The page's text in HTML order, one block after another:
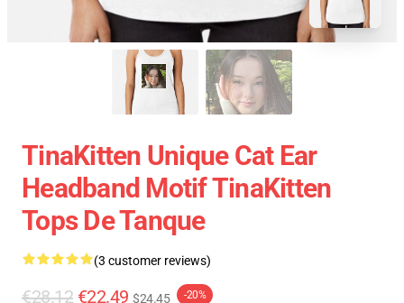
TinaKitten Unique Cat Ear
Headband Motif TinaKitten
Tops De Tanque
(3 customer reviews)
€28.12 €22.49 $24.45 -20%